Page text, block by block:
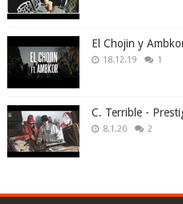
El Chojin y
18.12.19 1
C. Terrible -
8.1.20 2